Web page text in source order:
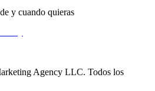
y cuando quieras
Agency LLC. Todos los